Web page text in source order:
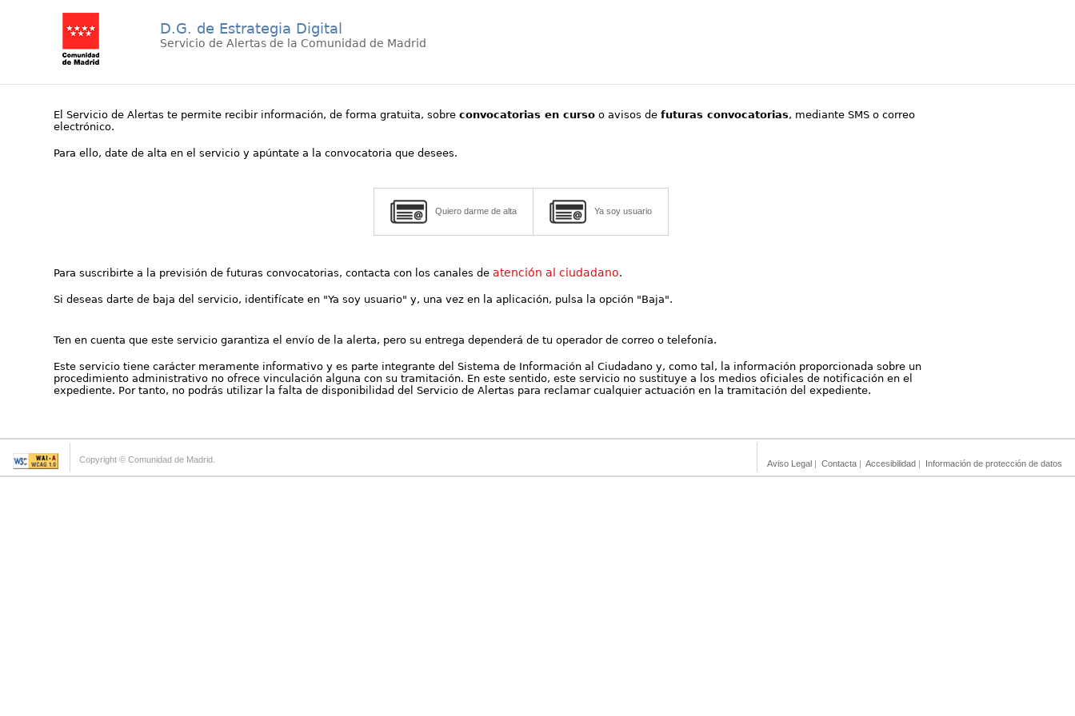
D.G. de Estrategia Digital
Servicio de Alertas de la Comunidad de Madrid
El Servicio de Alertas te permite recibir información, de forma gratuita, sobreconvocatorias en curso o avisos defuturas convocatorias, mediante SMS o correo
electrónico.
Para ello, date de alta en el servicio y apúntate a la convocatoria que desees.
Quiero darme de alta Ya soy usuario
Para suscribirte a la previsión de futuras convocatorias, contacta con los canales deatención al ciudadano.
Si deseas darte de baja del servicio, identifícate en "Ya soy usuario" y, una vez en la aplicación, pulsa la opción "Baja".
Ten en cuenta que este servicio garantiza el envío de la alerta, pero su entrega dependerá de tu operador de correo o telefonía.
Este servicio tiene carácter meramente informativo y es parte integrante del Sistema de Información al Ciudadano y, como tal, la información proporcionada sobre un
procedimiento administrativo no ofrece vinculación alguna con su tramitación. En este sentido, este servicio no sustituye a los medios oficiales de notificación en el
expediente. Por tanto, no podrás utilizar la falta de disponibilidad del Servicio de Alertas para reclamar cualquier actuación en la tramitación del expediente.
Copyright © Comunidad de Madrid. Aviso Legal | Contacta | Accesibilidad | Información de protección de datos